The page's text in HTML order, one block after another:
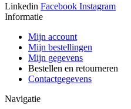
Linkedin Facebook Instagram
Informatie
Mijn account
Mijn bestellingen
Mijn gegevens
Bestellen en retourneren
Contactgegevens
Navigatie